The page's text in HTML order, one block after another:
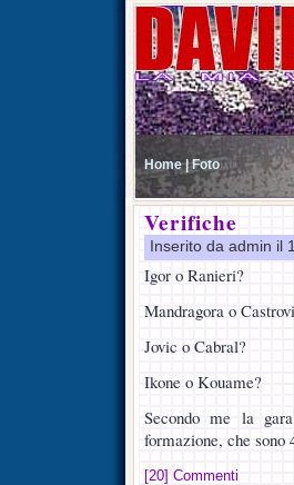
Home | Foto
Verifiche
Inserito da admin il
Igor o Ranieri?
Mandragora o
Jovic o Cabral?
Ikone o Kouame?
Secondo me la
formazione, che sono
[20] Commenti